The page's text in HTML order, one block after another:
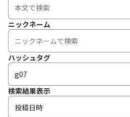
ニックネーム
ハッシュタグ
検索結果表示
投稿日時